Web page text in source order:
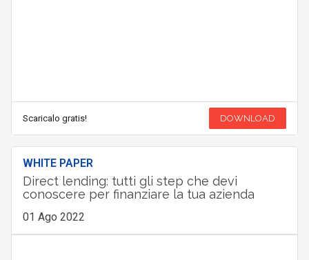
Scaricalo gratis! DOWNLOAD
WHITE PAPER
Direct lending: tutti gli step che devi
conoscere per finanziare la tua azienda
01 Ago 2022